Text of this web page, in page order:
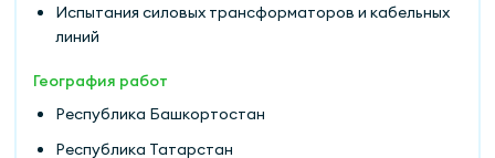
Испытания силовых трансформаторов и кабельных
линий
География работ
Республика Башкортостан
Республика Татарстан